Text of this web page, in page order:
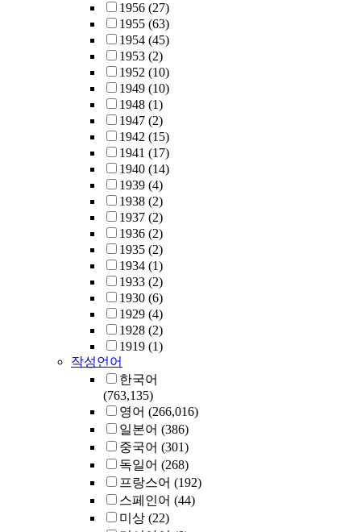
1956 (27)
1955 (63)
1954 (45)
1953 (2)
1952 (10)
1949 (10)
1948 (1)
1947 (2)
1942 (15)
1941 (17)
1940 (14)
1939 (4)
1938 (2)
1937 (2)
1936 (2)
1935 (2)
1934 (1)
1933 (2)
1930 (6)
1929 (4)
1928 (2)
1919 (1)
작성언어
한국어
(763,135)
영어 (266,016)
일본어 (386)
중국어 (301)
독일어 (268)
프랑스어 (192)
스페인어 (44)
미상 (22)